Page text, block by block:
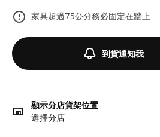
家具超過75公分務必固定在牆上
到貨通知我
顯示分店貨架位置
選擇分店